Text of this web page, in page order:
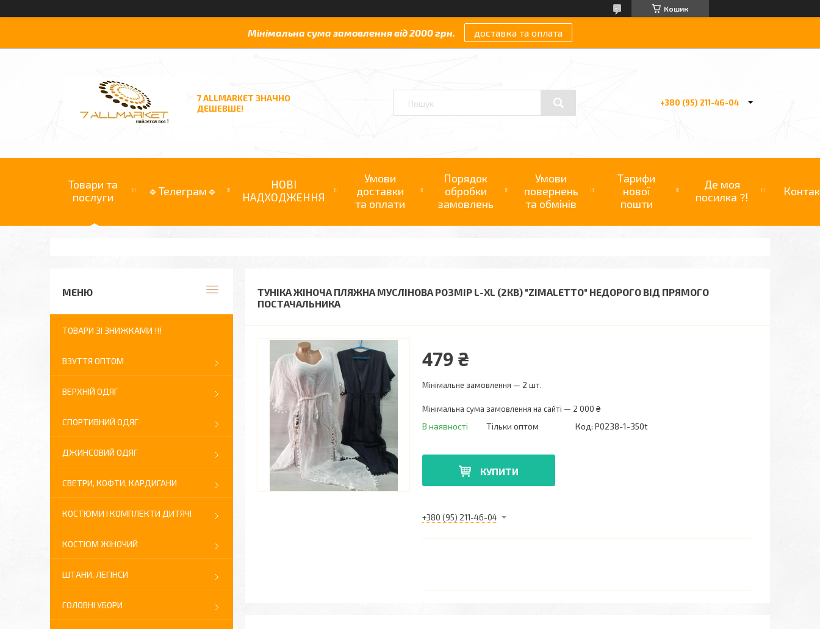
Кошик
Мінімальна сума замовлення від 2000 грн. доставка та оплата
7 ALLMARKET ЗНАЧНО
ДЕШЕВШЕ!
+380 (95) 211-46-04
Товари та
послуги
🔹Телеграм🔹
НОВІ
НАДХОДЖЕННЯ
Умови
доставки
та оплати
Порядок
обробки
замовлень
Умови
повернень
та обмінів
Тарифи
нової
пошти
Де моя
посилка ?!
ТУНІКА ЖІНОЧА ПЛЯЖНА МУСЛІНОВА РОЗМІР L-XL (2КВ) "ZIMALETTO" НЕДОРОГО ВІД ПРЯМОГО
ПОСТАЧАЛЬНИКА
479 ₴
Мінімальне замовлення — 2 шт.
Мінімальна сума замовлення на сайті — 2 000 ₴
В наявності Тільки оптом Код: P0238-1-350t
КУПИТИ
+380 (95) 211-46-04
ТОВАРИ ЗІ ЗНИЖКАМИ !!!
ВЗУТТЯ ОПТОМ
ВЕРХНІЙ ОДЯГ
СПОРТИВНИЙ ОДЯГ
ДЖИНСОВИЙ ОДЯГ
СВЕТРИ, КОФТИ, КАРДИГАНИ
КОСТЮМИ І КОМПЛЕКТИ ДИТЯЧІ
КОСТЮМ ЖІНОЧИЙ
ШТАНИ, ЛЕГІНСИ
ГОЛОВНІ УБОРИ